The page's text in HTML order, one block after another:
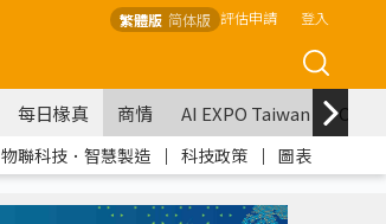
繁體版 简体版 評估申請 登入
每日椽真 商情 AI EXPO Taiwan
物聯科技．智慧製造 ｜ 科技政策 ｜ 圖表